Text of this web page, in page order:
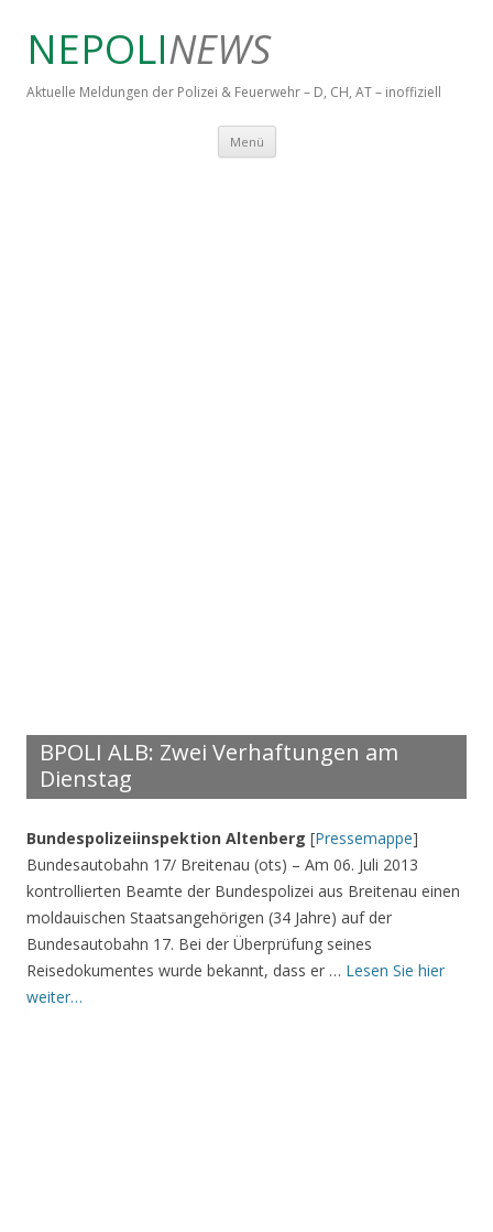
NEPOLINEWS
Aktuelle Meldungen der Polizei & Feuerwehr – D, CH, AT – inoffiziell
Menü Springe zum Inhalt
BPOLI ALB: Zwei Verhaftungen am
Dienstag
Bundespolizeiinspektion Altenberg [Pressemappe]
Bundesautobahn 17/ Breitenau (ots) – Am 06. Juli 2013
kontrollierten Beamte der Bundespolizei aus Breitenau einen
moldauischen Staatsangehörigen (34 Jahre) auf der
Bundesautobahn 17. Bei der Überprüfung seines
Reisedokumentes wurde bekannt, dass er … Lesen Sie hier
weiter…